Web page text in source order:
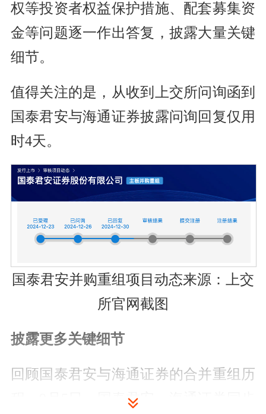
权等投资者权益保护措施、配套募集资
金等问题逐一作出答复，披露大量关键
细节。
值得关注的是，从收到上交所问询函到
国泰君安与海通证券披露问询回复仅用
时4天。
国泰君安并购重组项目动态来源：上交
所官网截图
披露更多关键细节
回顾国泰君安与海通证券的合并重组历
程，9月5日，国泰君安、海通证券同步